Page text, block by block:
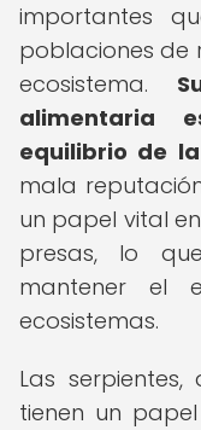
importantes
poblaciones de
ecosistema.
alimentaria
equilibrio de
mala
un papel vital
presas, lo
mantener el
ecosistemas.
Las
tienen un